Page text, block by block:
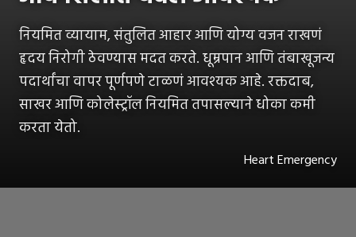
नियमित व्यायाम, संतुलित आहार आणि योग्य वजन राखणं
हृदय निरोगी ठेवण्यास मदत करते. धूम्रपान आणि तंबाखूजन्य
पदार्थांचा वापर पूर्णपणे टाळणं आवश्यक आहे. रक्तदाब,
साखर आणि कोलेस्ट्रॉल नियमित तपासल्याने धोका कमी
करता येतो.
Heart Emergency